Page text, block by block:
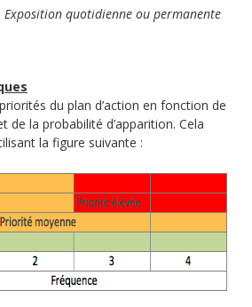
Exposition quotidienne ou permanente
du plan d’action en fonction de
de la probabilité d’apparition. Cela
la figure suivante :